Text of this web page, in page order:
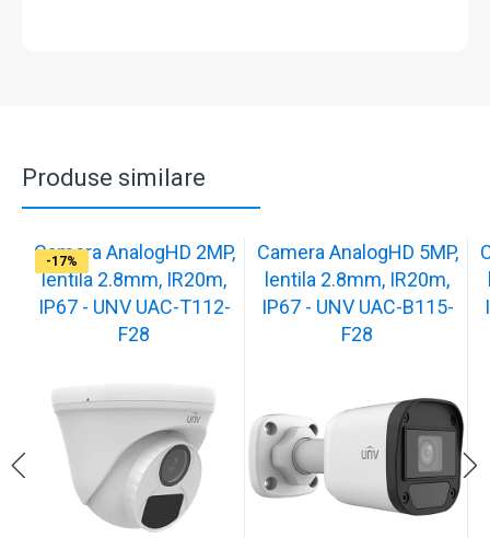
Produse similare
-17%
Camera AnalogHD 2MP,
lentila 2.8mm, IR20m,
IP67 - UNV UAC-T112-
F28
-17%
Camera AnalogHD 5MP,
lentila 2.8mm, IR20m,
IP67 - UNV UAC-B115-
F28
-17%
-17%
-17%
-17%
-17%
-17%
-17%
-17%